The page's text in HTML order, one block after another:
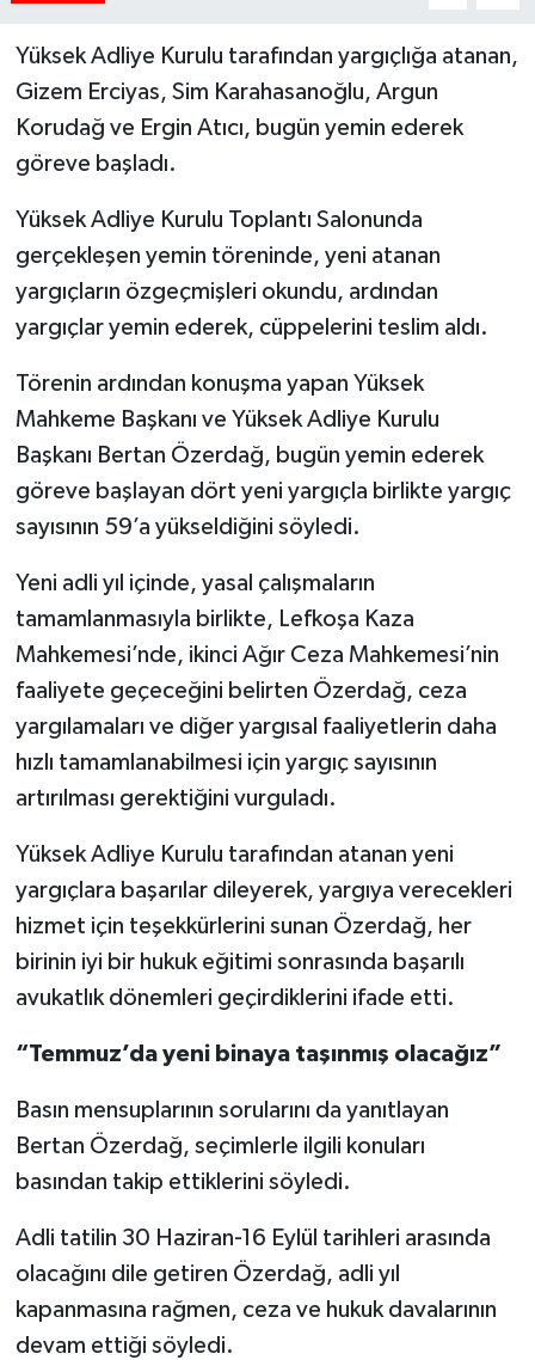
Yüksek Adliye Kurulu tarafından yargıçlığa atanan,
Gizem Erciyas, Sim Karahasanoğlu, Argun
Korudağ ve Ergin Atıcı, bugün yemin ederek
göreve başladı.
Yüksek Adliye Kurulu Toplantı Salonunda
gerçekleşen yemin töreninde, yeni atanan
yargıçların özgeçmişleri okundu, ardından
yargıçlar yemin ederek, cüppelerini teslim aldı.
Törenin ardından konuşma yapan Yüksek
Mahkeme Başkanı ve Yüksek Adliye Kurulu
Başkanı Bertan Özerdağ, bugün yemin ederek
göreve başlayan dört yeni yargıçla birlikte yargıç
sayısının 59’a yükseldiğini söyledi.
Yeni adli yıl içinde, yasal çalışmaların
tamamlanmasıyla birlikte, Lefkoşa Kaza
Mahkemesi’nde, ikinci Ağır Ceza Mahkemesi’nin
faaliyete geçeceğini belirten Özerdağ, ceza
yargılamaları ve diğer yargısal faaliyetlerin daha
hızlı tamamlanabilmesi için yargıç sayısının
artırılması gerektiğini vurguladı.
Yüksek Adliye Kurulu tarafından atanan yeni
yargıçlara başarılar dileyerek, yargıya verecekleri
hizmet için teşekkürlerini sunan Özerdağ, her
birinin iyi bir hukuk eğitimi sonrasında başarılı
avukatlık dönemleri geçirdiklerini ifade etti.
“Temmuz’da yeni binaya taşınmış olacağız”
Basın mensuplarının sorularını da yanıtlayan
Bertan Özerdağ, seçimlerle ilgili konuları
basından takip ettiklerini söyledi.
Adli tatilin 30 Haziran-16 Eylül tarihleri arasında
olacağını dile getiren Özerdağ, adli yıl
kapanmasına rağmen, ceza ve hukuk davalarının
devam ettiği söyledi.